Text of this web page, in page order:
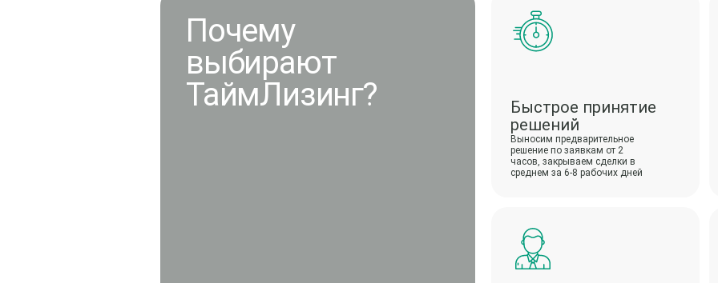
Почему
выбирают
ТаймЛизинг?
Быстрое принятие
решений
Выносим предварительное
решение по заявкам от 2
часов, закрываем сделки в
среднем за 6-8 рабочих дней